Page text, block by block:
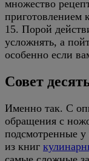
множество
приготовлением
15. Порой
усложнять, а
особенно если
Совет
Именно так. С
обращения с
подсмотренные
из книг